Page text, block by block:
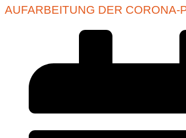
AUFARBEITUNG DER CORONA-